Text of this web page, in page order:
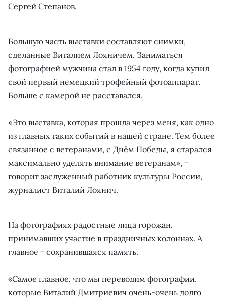
Сергей Степанов.
Большую часть выставки составляют снимки,
сделанные Виталием Лояничем. Заниматься
фотографией мужчина стал в 1954 году, когда купил
свой первый немецкий трофейный фотоаппарат.
Больше с камерой не расставался.
«Это выставка, которая прошла через меня, как одно
из главных таких событий в нашей стране. Тем более
связанное с ветеранами, с Днём Победы, я старался
максимально уделять внимание ветеранам», −
говорит заслуженный работник культуры России,
журналист Виталий Лоянич.
На фотографиях радостные лица горожан,
принимавших участие в праздничных колоннах. А
главное − сохранившаяся память.
«Самое главное, что мы переводим фотографии,
которые Виталий Дмитриевич очень-очень долго